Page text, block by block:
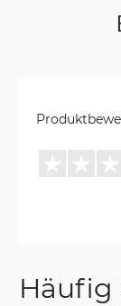
Häufig